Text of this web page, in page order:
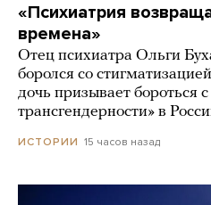
«Психиатрия
времена»
Отец психиатра Ольги
боролся со
дочь призывает бороться
трансгендерности» в
ИСТОРИИ 15 часов назад